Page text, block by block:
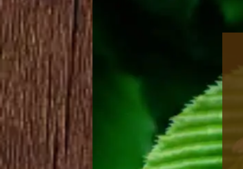
D’ARBRE ABORDABLE -
arbres, n’hésitez pas de contacter notre entreprise
Quelle que soit votre attente, notre équipe
Pour le projet d’étêtage, nous invitons tous nos
avant de procéder à cette opération. Effectivement,